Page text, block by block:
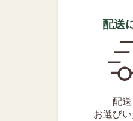
配送
配
お選び